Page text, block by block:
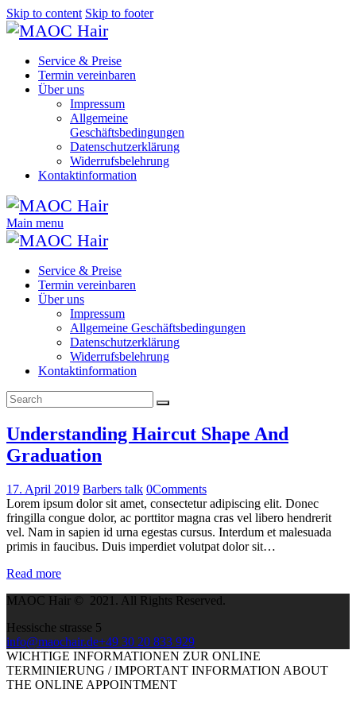
Skip to content Skip to footer
Service & Preise
Termin vereinbaren
Über uns
Impressum
Allgemeine
Geschäftsbedingungen
Datenschutzerklärung
Widerrufsbelehrung
Kontaktinformation
Main menu
Service & Preise
Termin vereinbaren
Über uns
Impressum
Allgemeine Geschäftsbedingungen
Datenschutzerklärung
Widerrufsbelehrung
Kontaktinformation
Understanding Haircut Shape And
Graduation
17. April 2019 Barbers talk 0Comments
Lorem ipsum dolor sit amet, consectetur adipiscing elit. Donec
fringilla congue dolor, ac porttitor magna cras vel libero hendrerit
vel. Nam in sapien id urna egestas cursus. Interdum et malesuada
primis in faucibus. Duis imperdiet volutpat dolor sit…
Read more
MAOC Hair © 2021. All Rights Reserved.
Hessische strasse 5
info@maochair.de+49 30 20 833 929
WICHTIGE INFORMATIONEN ZUR ONLINE
TERMINIERUNG / IMPORTANT INFORMATION ABOUT
THE ONLINE APPOINTMENT